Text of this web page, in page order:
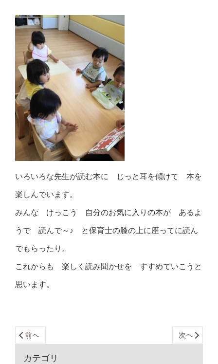
いろいろな先生が読む本に じっと耳を傾けて 本を
楽しんでいます。
みんな けっこう 自分のお気に入りの本が あるよ
うで 読んで～♪ と保育士の膝の上に座ってに読ん
でもらったり。
これからも 楽しく読み聞かせを すすめていこうと
思います。
前へ 次へ
カテゴリ